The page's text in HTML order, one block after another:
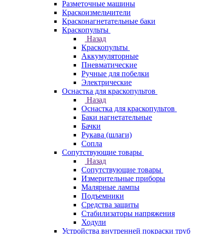
Разметочные машины
Краскоизмельчители
Красконагнетательные баки
Краскопульты
Назад
Краскопульты
Аккумуляторные
Пневматические
Ручные для побелки
Электрические
Оснастка для краскопультов
Назад
Оснастка для краскопультов
Баки нагнетательные
Бачки
Рукава (шлаги)
Сопла
Сопутствующие товары
Назад
Сопутствующие товары
Измерительные приборы
Малярные лампы
Подъемники
Средства защиты
Стабилизаторы напряжения
Ходули
Устройства внутренней покраски труб